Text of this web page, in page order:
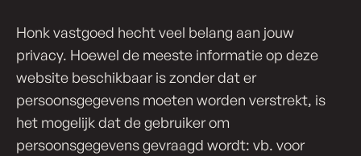
Honk vastgoed hecht veel belang aan jouw
privacy. Hoewel de meeste informatie op deze
website beschikbaar is zonder dat er
persoonsgegevens moeten worden verstrekt, is
het mogelijk dat de gebruiker om
persoonsgegevens gevraagd wordt: vb. voor